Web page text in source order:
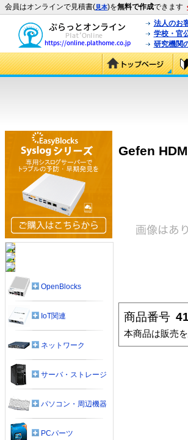
会員はオンラインで見積書(見本)を無料で作成できます
法人のお
学校・官
研究機関
Gefen
商品番号
本商品は販売
OpenBlocks
IoT関連
ネットワーク
サーバ・ストレージ
パソコン・周辺機器
PCパーツ